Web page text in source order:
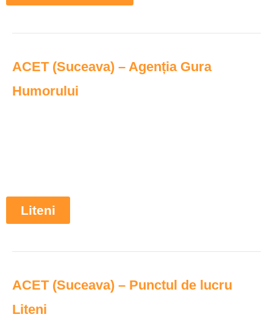
ACET (Suceava) – Agenția Gura
Humorului
Liteni
ACET (Suceava) – Punctul de lucru
Liteni